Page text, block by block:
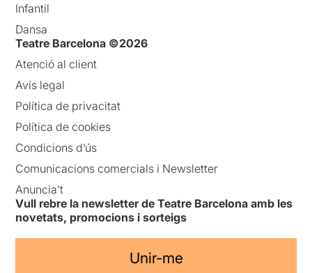
Infantil
Dansa
Teatre Barcelona ©2026
Atenció al client
Avís legal
Política de privacitat
Política de cookies
Condicions d’ús
Comunicacions comercials i Newsletter
Anuncia’t
Vull rebre la newsletter de Teatre Barcelona amb les
novetats, promocions i sorteigs
Unir-me